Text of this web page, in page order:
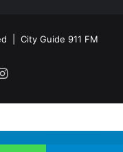
| City Guide 911 FM
Instagram